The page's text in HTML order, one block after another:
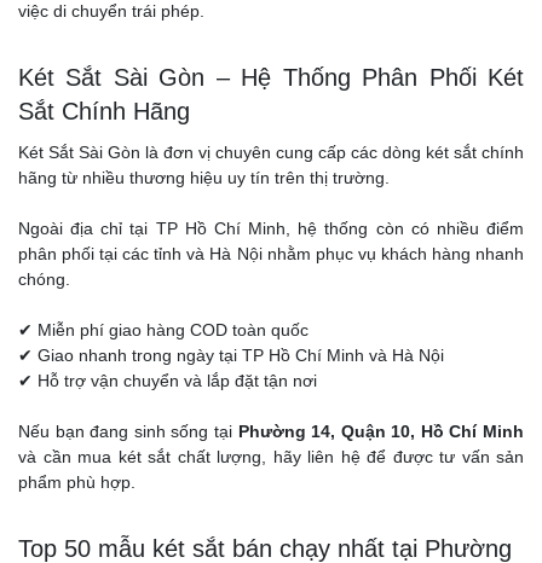
việc di chuyển trái phép.
Két Sắt Sài Gòn – Hệ Thống Phân Phối Két
Sắt Chính Hãng
Két Sắt Sài Gòn là đơn vị chuyên cung cấp các dòng két sắt chính
hãng từ nhiều thương hiệu uy tín trên thị trường.
Ngoài địa chỉ tại TP Hồ Chí Minh, hệ thống còn có nhiều điểm
phân phối tại các tỉnh và Hà Nội nhằm phục vụ khách hàng nhanh
chóng.
✔ Miễn phí giao hàng COD toàn quốc
✔ Giao nhanh trong ngày tại TP Hồ Chí Minh và Hà Nội
✔ Hỗ trợ vận chuyển và lắp đặt tận nơi
Nếu bạn đang sinh sống tại Phường 14, Quận 10, Hồ Chí Minh
và cần mua két sắt chất lượng, hãy liên hệ để được tư vấn sản
phẩm phù hợp.
Top 50 mẫu két sắt bán chạy nhất tại Phường